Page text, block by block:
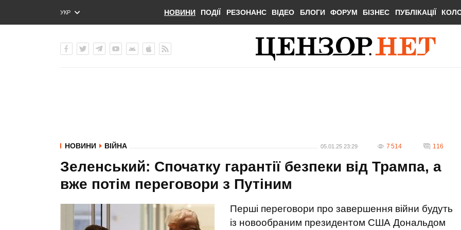
УКР
ENG
НОВИНИ ПОДІЇ РЕЗОНАНС ВІДЕО БЛОГИ ФОРУМ БІЗНЕС ПУБЛІКАЦІЇ
НОВИНИ ВІЙНА 05.01.25 23:29 7 514 116
Зеленський: Спочатку гарантії безпеки від Трампа, а
вже потім переговори з Путіним
Перші переговори про завершення війни будуть
із новообраним президентом США Дональдом